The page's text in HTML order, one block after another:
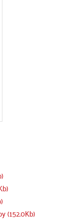
(152.0Kb)